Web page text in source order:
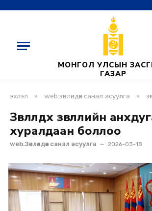
МОНГОЛ УЛСЫН
ГАЗАР
эхлэл » web.зөвлөлдөх санал асуулга »
Зөвлөлдөх зөвлөлийн
хуралдаан боллоо
web.Зөвлөлдөх санал асуулга 2026-03-18